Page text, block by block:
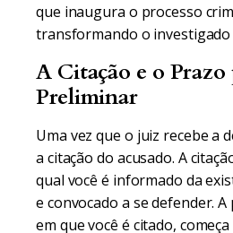
que inaugura o processo
transformando o investigado
A Citação e o Prazo
Preliminar
Uma vez que o juiz recebe a
a citação do acusado. A
qual você é informado da
e convocado a se defender.
em que você é citado,